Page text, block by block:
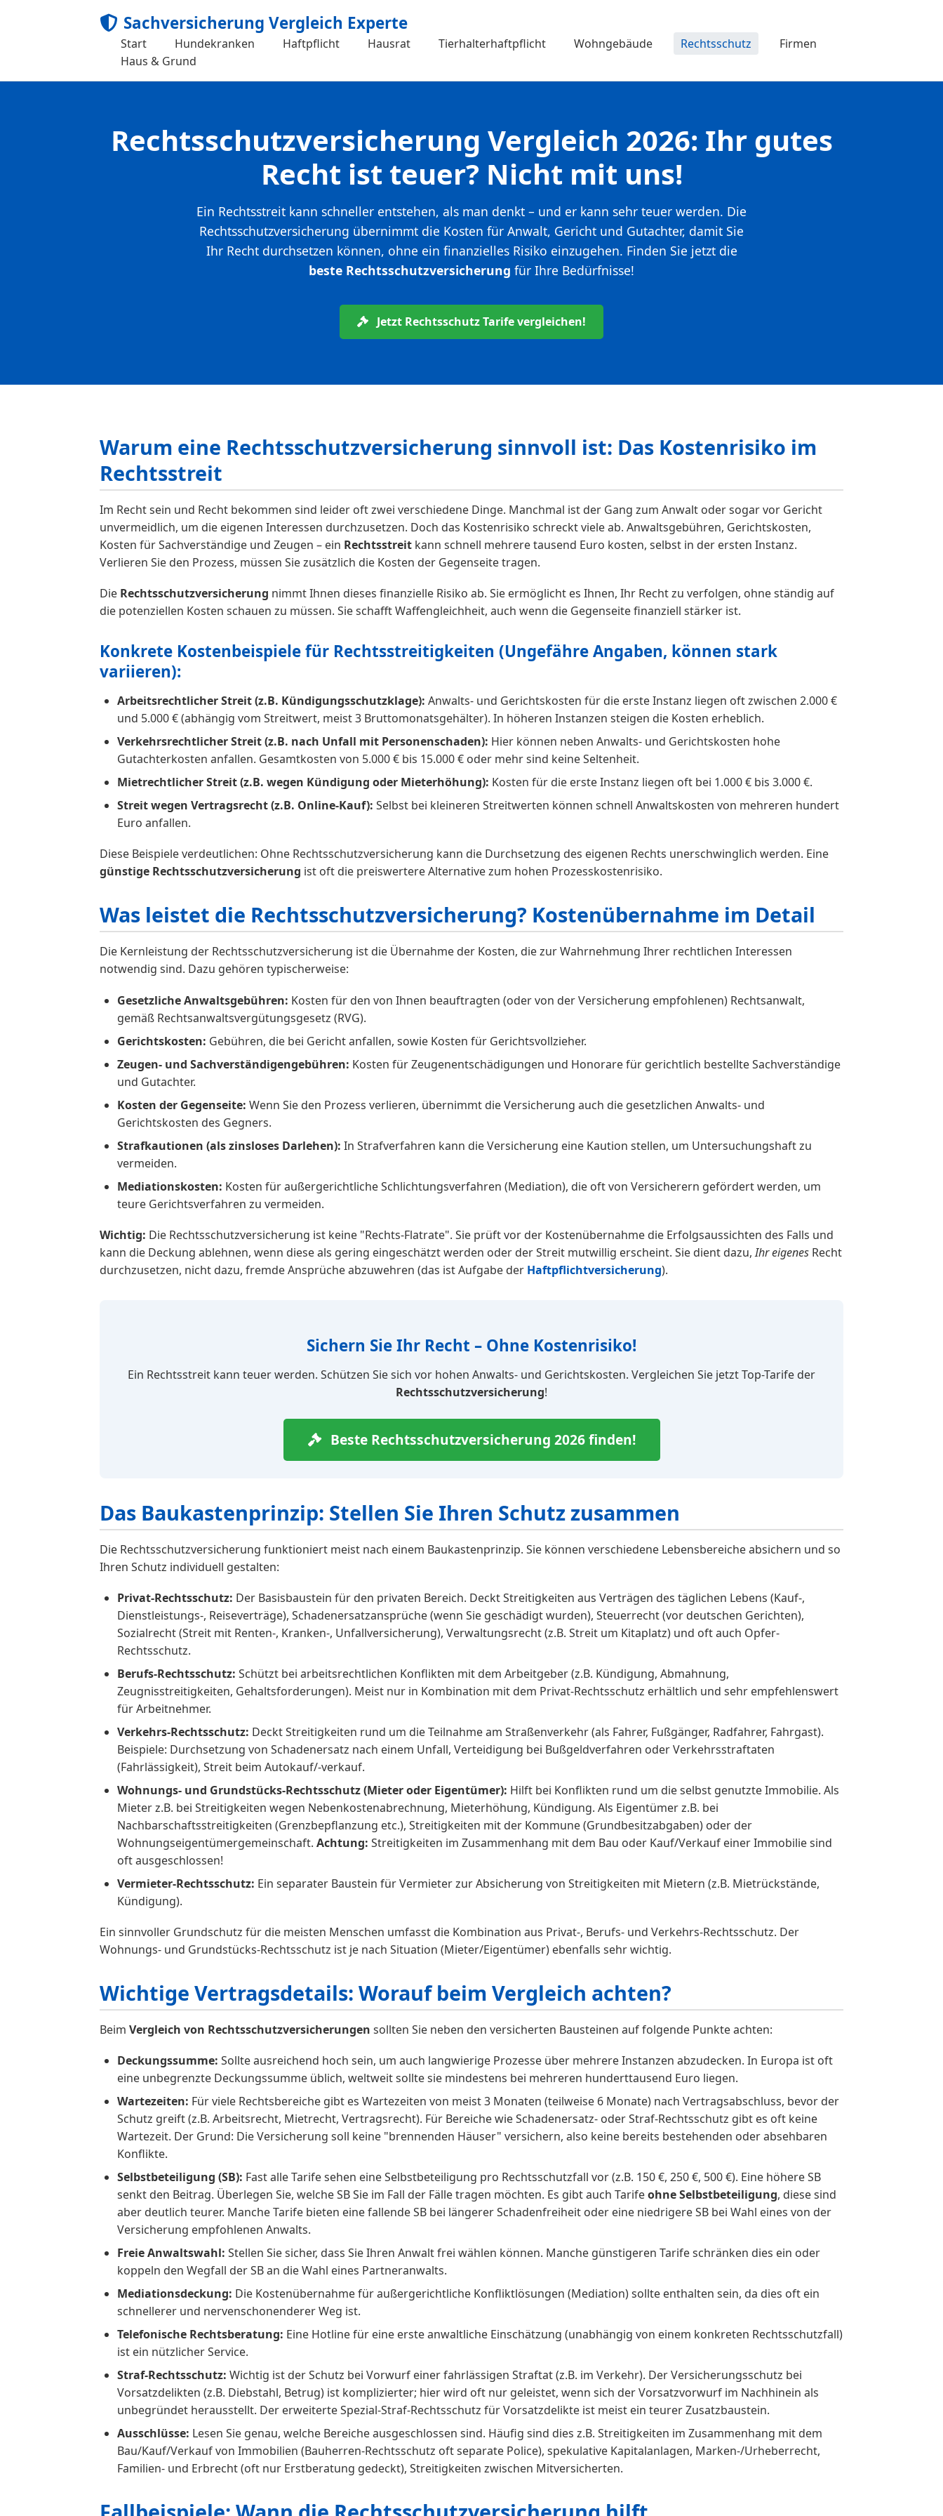
Sachversicherung Vergleich Experte
Start Hundekranken Haftpflicht Hausrat Tierhalterhaftpflicht Wohngebäude Rechtsschutz
Firmen
Haus & Grund
Rechtsschutzversicherung Vergleich 2026: Ihr gutes
Recht ist teuer? Nicht mit uns!
Ein Rechtsstreit kann schneller entstehen, als man denkt – und er kann sehr teuer werden. Die
Rechtsschutzversicherung übernimmt die Kosten für Anwalt, Gericht und Gutachter, damit Sie
Ihr Recht durchsetzen können, ohne ein finanzielles Risiko einzugehen. Finden Sie jetzt die
beste Rechtsschutzversicherung für Ihre Bedürfnisse!
Jetzt Rechtsschutz Tarife vergleichen!
Warum eine Rechtsschutzversicherung sinnvoll ist: Das Kostenrisiko im
Rechtsstreit
Im Recht sein und Recht bekommen sind leider oft zwei verschiedene Dinge. Manchmal ist der Gang zum Anwalt oder sogar vor Gericht
unvermeidlich, um die eigenen Interessen durchzusetzen. Doch das Kostenrisiko schreckt viele ab. Anwaltsgebühren, Gerichtskosten,
Kosten für Sachverständige und Zeugen – ein Rechtsstreit kann schnell mehrere tausend Euro kosten, selbst in der ersten Instanz.
Verlieren Sie den Prozess, müssen Sie zusätzlich die Kosten der Gegenseite tragen.
Die Rechtsschutzversicherung nimmt Ihnen dieses finanzielle Risiko ab. Sie ermöglicht es Ihnen, Ihr Recht zu verfolgen, ohne ständig auf
die potenziellen Kosten schauen zu müssen. Sie schafft Waffengleichheit, auch wenn die Gegenseite finanziell stärker ist.
Konkrete Kostenbeispiele für Rechtsstreitigkeiten (Ungefähre Angaben, können stark
variieren):
Arbeitsrechtlicher Streit (z.B. Kündigungsschutzklage): Anwalts- und Gerichtskosten für die erste Instanz liegen oft zwischen 2.000 €
und 5.000 € (abhängig vom Streitwert, meist 3 Bruttomonatsgehälter). In höheren Instanzen steigen die Kosten erheblich.
Verkehrsrechtlicher Streit (z.B. nach Unfall mit Personenschaden): Hier können neben Anwalts- und Gerichtskosten hohe
Gutachterkosten anfallen. Gesamtkosten von 5.000 € bis 15.000 € oder mehr sind keine Seltenheit.
Mietrechtlicher Streit (z.B. wegen Kündigung oder Mieterhöhung): Kosten für die erste Instanz liegen oft bei 1.000 € bis 3.000 €.
Streit wegen Vertragsrecht (z.B. Online-Kauf): Selbst bei kleineren Streitwerten können schnell Anwaltskosten von mehreren hundert
Euro anfallen.
Diese Beispiele verdeutlichen: Ohne Rechtsschutzversicherung kann die Durchsetzung des eigenen Rechts unerschwinglich werden. Eine
günstige Rechtsschutzversicherung ist oft die preiswertere Alternative zum hohen Prozesskostenrisiko.
Was leistet die Rechtsschutzversicherung? Kostenübernahme im Detail
Die Kernleistung der Rechtsschutzversicherung ist die Übernahme der Kosten, die zur Wahrnehmung Ihrer rechtlichen Interessen
notwendig sind. Dazu gehören typischerweise:
Gesetzliche Anwaltsgebühren: Kosten für den von Ihnen beauftragten (oder von der Versicherung empfohlenen) Rechtsanwalt,
gemäß Rechtsanwaltsvergütungsgesetz (RVG).
Gerichtskosten: Gebühren, die bei Gericht anfallen, sowie Kosten für Gerichtsvollzieher.
Zeugen- und Sachverständigengebühren: Kosten für Zeugenentschädigungen und Honorare für gerichtlich bestellte Sachverständige
und Gutachter.
Kosten der Gegenseite: Wenn Sie den Prozess verlieren, übernimmt die Versicherung auch die gesetzlichen Anwalts- und
Gerichtskosten des Gegners.
Strafkautionen (als zinsloses Darlehen): In Strafverfahren kann die Versicherung eine Kaution stellen, um Untersuchungshaft zu
vermeiden.
Mediationskosten: Kosten für außergerichtliche Schlichtungsverfahren (Mediation), die oft von Versicherern gefördert werden, um
teure Gerichtsverfahren zu vermeiden.
Wichtig: Die Rechtsschutzversicherung ist keine "Rechts-Flatrate". Sie prüft vor der Kostenübernahme die Erfolgsaussichten des Falls und
kann die Deckung ablehnen, wenn diese als gering eingeschätzt werden oder der Streit mutwillig erscheint. Sie dient dazu,Ihr eigenes Recht
durchzusetzen, nicht dazu, fremde Ansprüche abzuwehren (das ist Aufgabe der Haftpflichtversicherung).
Sichern Sie Ihr Recht – Ohne Kostenrisiko!
Ein Rechtsstreit kann teuer werden. Schützen Sie sich vor hohen Anwalts- und Gerichtskosten. Vergleichen Sie jetzt Top-Tarife der
Rechtsschutzversicherung!
Beste Rechtsschutzversicherung 2026finden!
Das Baukastenprinzip: Stellen Sie Ihren Schutz zusammen
Die Rechtsschutzversicherung funktioniert meist nach einem Baukastenprinzip. Sie können verschiedene Lebensbereiche absichern und so
Ihren Schutz individuell gestalten:
Privat-Rechtsschutz: Der Basisbaustein für den privaten Bereich. Deckt Streitigkeiten aus Verträgen des täglichen Lebens (Kauf-,
Dienstleistungs-, Reiseverträge), Schadenersatzansprüche (wenn Sie geschädigt wurden), Steuerrecht (vor deutschen Gerichten),
Sozialrecht (Streit mit Renten-, Kranken-, Unfallversicherung), Verwaltungsrecht (z.B. Streit um Kitaplatz) und oft auch Opfer-
Rechtsschutz.
Berufs-Rechtsschutz: Schützt bei arbeitsrechtlichen Konflikten mit dem Arbeitgeber (z.B. Kündigung, Abmahnung,
Zeugnisstreitigkeiten, Gehaltsforderungen). Meist nur in Kombination mit dem Privat-Rechtsschutz erhältlich und sehr empfehlenswert
für Arbeitnehmer.
Verkehrs-Rechtsschutz: Deckt Streitigkeiten rund um die Teilnahme am Straßenverkehr (als Fahrer, Fußgänger, Radfahrer, Fahrgast).
Beispiele: Durchsetzung von Schadenersatz nach einem Unfall, Verteidigung bei Bußgeldverfahren oder Verkehrsstraftaten
(Fahrlässigkeit), Streit beim Autokauf/-verkauf.
Wohnungs- und Grundstücks-Rechtsschutz (Mieter oder Eigentümer): Hilft bei Konflikten rund um die selbst genutzte Immobilie. Als
Mieter z.B. bei Streitigkeiten wegen Nebenkostenabrechnung, Mieterhöhung, Kündigung. Als Eigentümer z.B. bei
Nachbarschaftsstreitigkeiten (Grenzbepflanzung etc.), Streitigkeiten mit der Kommune (Grundbesitzabgaben) oder der
Wohnungseigentümergemeinschaft. Achtung: Streitigkeiten im Zusammenhang mit dem Bau oder Kauf/Verkauf einer Immobilie sind
oft ausgeschlossen!
Vermieter-Rechtsschutz: Ein separater Baustein für Vermieter zur Absicherung von Streitigkeiten mit Mietern (z.B. Mietrückstände,
Kündigung).
Ein sinnvoller Grundschutz für die meisten Menschen umfasst die Kombination aus Privat-, Berufs- und Verkehrs-Rechtsschutz. Der
Wohnungs- und Grundstücks-Rechtsschutz ist je nach Situation (Mieter/Eigentümer) ebenfalls sehr wichtig.
Wichtige Vertragsdetails: Worauf beim Vergleich achten?
Beim Vergleich von Rechtsschutzversicherungen sollten Sie neben den versicherten Bausteinen auf folgende Punkte achten:
Deckungssumme: Sollte ausreichend hoch sein, um auch langwierige Prozesse über mehrere Instanzen abzudecken. In Europa ist oft
eine unbegrenzte Deckungssumme üblich, weltweit sollte sie mindestens bei mehreren hunderttausend Euro liegen.
Wartezeiten: Für viele Rechtsbereiche gibt es Wartezeiten von meist 3 Monaten (teilweise 6 Monate) nach Vertragsabschluss, bevor der
Schutz greift (z.B. Arbeitsrecht, Mietrecht, Vertragsrecht). Für Bereiche wie Schadenersatz- oder Straf-Rechtsschutz gibt es oft keine
Wartezeit. Der Grund: Die Versicherung soll keine "brennenden Häuser" versichern, also keine bereits bestehenden oder absehbaren
Konflikte.
Selbstbeteiligung (SB): Fast alle Tarife sehen eine Selbstbeteiligung pro Rechtsschutzfall vor (z.B. 150 €, 250 €, 500 €). Eine höhere SB
senkt den Beitrag. Überlegen Sie, welche SB Sie im Fall der Fälle tragen möchten. Es gibt auch Tarifeohne Selbstbeteiligung, diese sind
aber deutlich teurer. Manche Tarife bieten eine fallende SB bei längerer Schadenfreiheit oder eine niedrigere SB bei Wahl eines von der
Versicherung empfohlenen Anwalts.
Freie Anwaltswahl: Stellen Sie sicher, dass Sie Ihren Anwalt frei wählen können. Manche günstigeren Tarife schränken dies ein oder
koppeln den Wegfall der SB an die Wahl eines Partneranwalts.
Mediationsdeckung: Die Kostenübernahme für außergerichtliche Konfliktlösungen (Mediation) sollte enthalten sein, da dies oft ein
schnellerer und nervenschonenderer Weg ist.
Telefonische Rechtsberatung: Eine Hotline für eine erste anwaltliche Einschätzung (unabhängig von einem konkreten Rechtsschutzfall)
ist ein nützlicher Service.
Straf-Rechtsschutz: Wichtig ist der Schutz bei Vorwurf einer fahrlässigen Straftat (z.B. im Verkehr). Der Versicherungsschutz bei
Vorsatzdelikten (z.B. Diebstahl, Betrug) ist komplizierter; hier wird oft nur geleistet, wenn sich der Vorsatzvorwurf im Nachhinein als
unbegründet herausstellt. Der erweiterte Spezial-Straf-Rechtsschutz für Vorsatzdelikte ist meist ein teurer Zusatzbaustein.
Ausschlüsse: Lesen Sie genau, welche Bereiche ausgeschlossen sind. Häufig sind dies z.B. Streitigkeiten im Zusammenhang mit dem
Bau/Kauf/Verkauf von Immobilien (Bauherren-Rechtsschutz oft separate Police), spekulative Kapitalanlagen, Marken-/Urheberrecht,
Familien- und Erbrecht (oft nur Erstberatung gedeckt), Streitigkeiten zwischen Mitversicherten.